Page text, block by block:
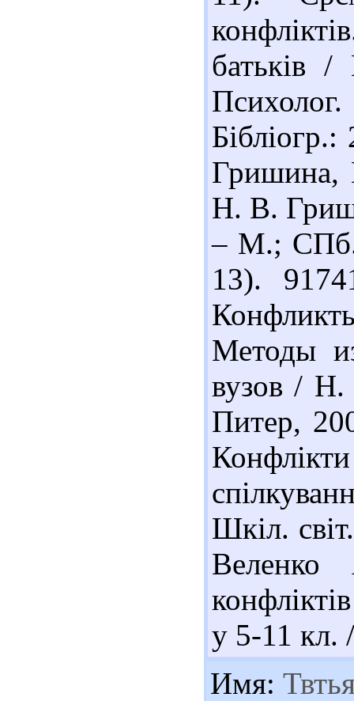
батьків
Гришина,
Н. В.
– М.; СПб.
13).
Методы
вузов /
Питер,
Шкіл.
Веленко
у 5-11 кл.
Имя: